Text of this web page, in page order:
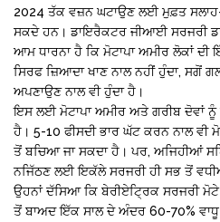
2024 ਤੱਕ ਵਜ਼ਨ ਘਟਾਉਣ ਲਈ ਮੁਫ਼ਤ
ਸਕਦੇ ਹਨ। ਡਾਇਰੈਕਟਰ ਜੀਆਈ ਸਰਜਰੀ
ਆਮ ਧਾਰਨਾ ਹੈ ਕਿ ਮੋਟਾਪਾ ਅਮੀਰ ਲੋਕਾਂ ਦੀ
ਸਿਰਫ ਜ਼ਿਆਦਾ ਖਾਣ ਨਾਲ ਨਹੀਂ ਹੁੰਦਾ, ਸਗੋਂ
ਅਪਣਾਉਣ ਨਾਲ ਵੀ ਹੁੰਦਾ ਹੈ।
ਇਸ ਲਈ ਮੋਟਾਪਾ ਅਮੀਰ ਅਤੇ ਗਰੀਬ ਦੋਵਾਂ ਨੂੰ
ਹੈ। 5-10 ਫੀਸਦੀ ਭਾਰ ਘੱਟ ਕਰਨ ਨਾਲ ਵੀ
ਤੋਂ ਬਚਿਆ ਜਾ ਸਕਦਾ ਹੈ। ਪਰ, ਅਜਿਹੀਆਂ
ਨਜਿੱਠਣ ਲਈ ਇਕੱਲੇ ਸਰਜਰੀ ਹੀ ਸਭ ਤੋਂ
ਉਹਨਾਂ ਦੱਸਿਆ ਕਿ ਬੇਰੀਏਟ੍ਰਿਕ ਸਰਜਰੀ ਮੋਟੇ
ਤੋਂ ਬਾਅਦ ਇੱਕ ਸਾਲ ਦੇ ਅੰਦਰ 60-70%